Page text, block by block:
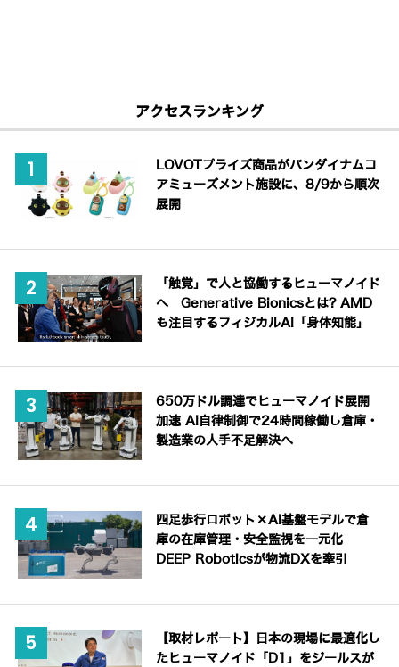
アクセスランキング
LOVOTプライズ商品がバンダイナムコ
アミューズメント施設に、8/9から順次
展開
「触覚」で人と協働するヒューマノイド
へ Generative Bionicsとは? AMD
も注目するフィジカルAI「身体知能」
650万ドル調達でヒューマノイド展開
加速 AI自律制御で24時間稼働し倉庫・
製造業の人手不足解決へ
四足歩行ロボット×AI基盤モデルで倉
庫の在庫管理・安全監視を一元化
DEEP Roboticsが物流DXを牽引
【取材レポート】日本の現場に最適化し
たヒューマノイド「D1」をジールスが